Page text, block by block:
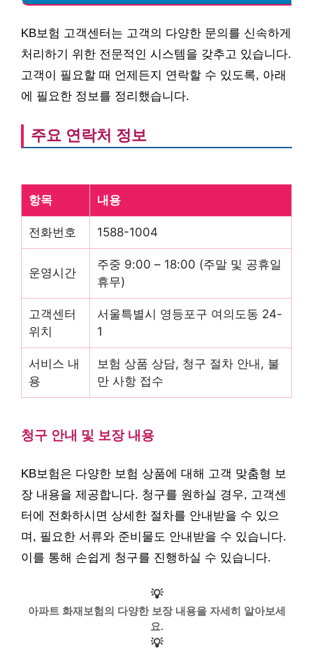
KB보험 고객센터는 고객의 다양한 문의를 신속하게
처리하기 위한 전문적인 시스템을 갖추고 있습니다.
고객이 필요할 때 언제든지 연락할 수 있도록, 아래
에 필요한 정보를 정리했습니다.
주요 연락처 정보
항목 내용
전화번호 1588-1004
운영시간
주중 9:00 – 18:00 (주말 및 공휴일
휴무)
고객센터
위치
서울특별시 영등포구 여의도동 24-
1
서비스 내
용
보험 상품 상담, 청구 절차 안내, 불
만 사항 접수
청구 안내 및 보장 내용
KB보험은 다양한 보험 상품에 대해 고객 맞춤형 보
장 내용을 제공합니다. 청구를 원하실 경우, 고객센
터에 전화하시면 상세한 절차를 안내받을 수 있으
며, 필요한 서류와 준비물도 안내받을 수 있습니다.
이를 통해 손쉽게 청구를 진행하실 수 있습니다.
💡
아파트 화재보험의 다양한 보장 내용을 자세히 알아보세
요.
💡